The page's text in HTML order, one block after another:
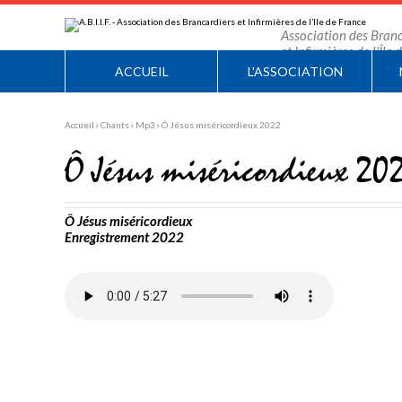
au
contenu.
Aller
personnels
Association des
et Infirmières de l'Île
ACCUEIL L'ASSOCIATION
Accueil › Chants› Mp3 › Ô Jésus miséricordieux 2022
Ô Jésus miséricordieux
Ô Jésus miséricordieux
Enregistrement 2022